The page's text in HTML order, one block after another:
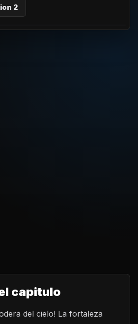
2
capitulo
del cielo! La fortaleza